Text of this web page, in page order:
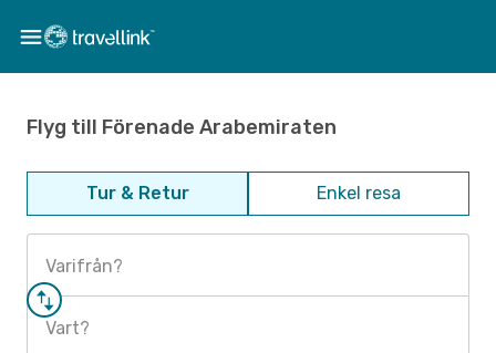
Flyg till Förenade Arabemiraten
Tur & Retur Enkel resa
Varifrån?
Vart?